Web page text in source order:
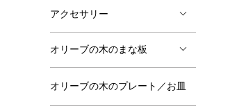
アクセサリー
オリーブの木のまな板
オリーブの木のプレート／お皿